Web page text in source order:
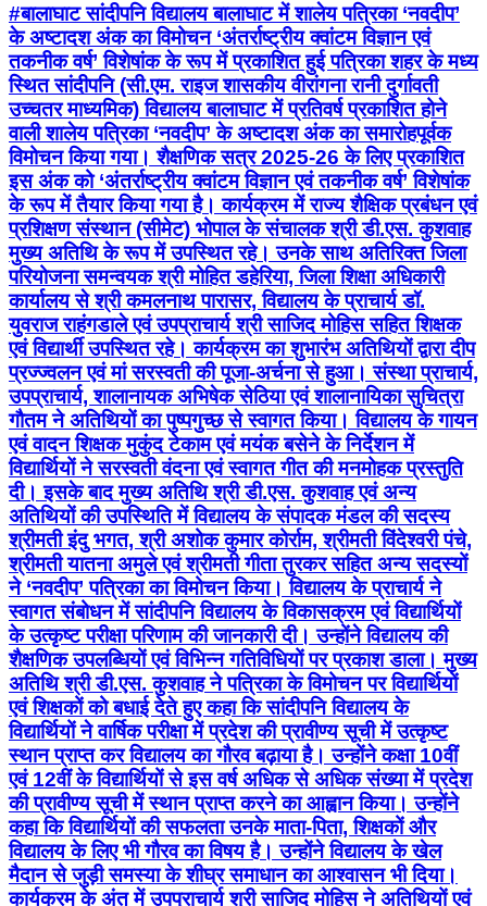
#बालाघाट सांदीपनि विद्यालय बालाघाट में शालेय पत्रिका ‘नवदीप’
के अष्टादश अंक का विमोचन ‘अंतर्राष्ट्रीय क्वांटम विज्ञान एवं
तकनीक वर्ष’ विशेषांक के रूप में प्रकाशित हुई पत्रिका शहर के मध्य
स्थित सांदीपनि (सी.एम. राइज शासकीय वीरांगना रानी दुर्गावती
उच्चतर माध्यमिक) विद्यालय बालाघाट में प्रतिवर्ष प्रकाशित होने
वाली शालेय पत्रिका ‘नवदीप’ के अष्टादश अंक का समारोहपूर्वक
विमोचन किया गया। शैक्षणिक सत्र 2025-26 के लिए प्रकाशित
इस अंक को ‘अंतर्राष्ट्रीय क्वांटम विज्ञान एवं तकनीक वर्ष’ विशेषांक
के रूप में तैयार किया गया है। कार्यक्रम में राज्य शैक्षिक प्रबंधन एवं
प्रशिक्षण संस्थान (सीमेट) भोपाल के संचालक श्री डी.एस. कुशवाह
मुख्य अतिथि के रूप में उपस्थित रहे। उनके साथ अतिरिक्त जिला
परियोजना समन्वयक श्री मोहित डहेरिया, जिला शिक्षा अधिकारी
कार्यालय से श्री कमलनाथ पारासर, विद्यालय के प्राचार्य डॉ.
युवराज राहंगडाले एवं उपप्राचार्य श्री साजिद मोहिस सहित शिक्षक
एवं विद्यार्थी उपस्थित रहे। कार्यक्रम का शुभारंभ अतिथियों द्वारा दीप
प्रज्ज्वलन एवं मां सरस्वती की पूजा-अर्चना से हुआ। संस्था प्राचार्य,
उपप्राचार्य, शालानायक अभिषेक सेठिया एवं शालानायिका सुचित्रा
गौतम ने अतिथियों का पुष्पगुच्छ से स्वागत किया। विद्यालय के गायन
एवं वादन शिक्षक मुकुंद टेकाम एवं मयंक बसेने के निर्देशन में
विद्यार्थियों ने सरस्वती वंदना एवं स्वागत गीत की मनमोहक प्रस्तुति
दी। इसके बाद मुख्य अतिथि श्री डी.एस. कुशवाह एवं अन्य
अतिथियों की उपस्थिति में विद्यालय के संपादक मंडल की सदस्य
श्रीमती इंदु भगत, श्री अशोक कुमार कोर्राम, श्रीमती विंदेश्वरी पंचे,
श्रीमती यातना अमुले एवं श्रीमती गीता तुरकर सहित अन्य सदस्यों
ने ‘नवदीप’ पत्रिका का विमोचन किया। विद्यालय के प्राचार्य ने
स्वागत संबोधन में सांदीपनि विद्यालय के विकासक्रम एवं विद्यार्थियों
के उत्कृष्ट परीक्षा परिणाम की जानकारी दी। उन्होंने विद्यालय की
शैक्षणिक उपलब्धियों एवं विभिन्न गतिविधियों पर प्रकाश डाला। मुख्य
अतिथि श्री डी.एस. कुशवाह ने पत्रिका के विमोचन पर विद्यार्थियों
एवं शिक्षकों को बधाई देते हुए कहा कि सांदीपनि विद्यालय के
विद्यार्थियों ने वार्षिक परीक्षा में प्रदेश की प्रावीण्य सूची में उत्कृष्ट
स्थान प्राप्त कर विद्यालय का गौरव बढ़ाया है। उन्होंने कक्षा 10वीं
एवं 12वीं के विद्यार्थियों से इस वर्ष अधिक से अधिक संख्या में प्रदेश
की प्रावीण्य सूची में स्थान प्राप्त करने का आह्वान किया। उन्होंने
कहा कि विद्यार्थियों की सफलता उनके माता-पिता, शिक्षकों और
विद्यालय के लिए भी गौरव का विषय है। उन्होंने विद्यालय के खेल
मैदान से जुड़ी समस्या के शीघ्र समाधान का आश्वासन भी दिया।
कार्यक्रम के अंत में उपप्राचार्य श्री साजिद मोहिस ने अतिथियों एवं